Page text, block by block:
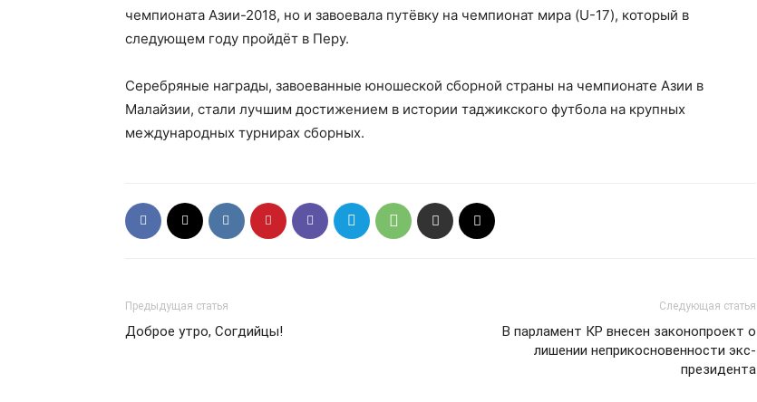
чемпионата Азии-2018, но и завоевала путёвку на чемпионат мира (U-17), который в
следующем году пройдёт в Перу.
Серебряные награды, завоеванные юношеской сборной страны на чемпионате Азии в
Малайзии, стали лучшим достижением в истории таджикского футбола на крупных
международных турнирах сборных.
Предыдущая статья
Доброе утро, Согдийцы!
Следующая статья
В парламент КР внесен законопроект о
лишении неприкосновенности экс-
президента